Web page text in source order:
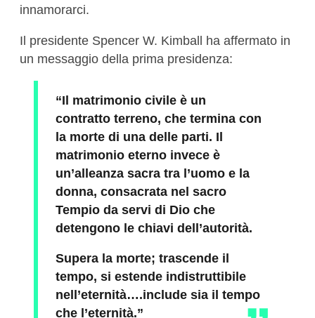
innamorarci.
Il presidente Spencer W. Kimball ha affermato in
un messaggio della prima presidenza:
“Il matrimonio civile è un
contratto terreno, che termina con
la morte di una delle parti. Il
matrimonio eterno invece è
un’alleanza sacra tra l’uomo e la
donna, consacrata nel sacro
Tempio da servi di Dio che
detengono le chiavi dell’autorità.
Supera la morte; trascende il
tempo, si estende indistruttibile
nell’eternità….include sia il tempo
che l’eternità.”